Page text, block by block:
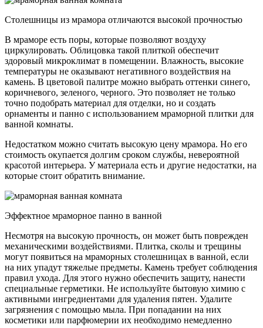
Столешницы из мрамора отличаются высокой прочностью
В мраморе есть поры, которые позволяют воздуху
циркулировать. Облицовка такой плиткой обеспечит
здоровый микроклимат в помещении. Влажность, высокие
температуры не оказывают негативного воздействия на
камень. В цветовой палитре можно выбрать оттенки синего,
коричневого, зеленого, черного. Это позволяет не только
точно подобрать материал для отделки, но и создать
орнаменты и панно с использованием мраморной плитки для
ванной комнаты.
Недостатком можно считать высокую цену мрамора. Но его
стоимость окупается долгим сроком службы, невероятной
красотой интерьера. У материала есть и другие недостатки, на
которые стоит обратить внимание.
Эффектное мраморное панно в ванной
Несмотря на высокую прочность, он может быть поврежден
механическими воздействиями. Плитка, сколы и трещины
могут появиться на мраморных столешницах в ванной, если
на них упадут тяжелые предметы. Камень требует соблюдения
правил ухода. Для этого нужно обеспечить защиту, нанести
специальные герметики. Не используйте бытовую химию с
активными ингредиентами для удаления пятен. Удалите
загрязнения с помощью мыла. При попадании на них
косметики или парфюмерии их необходимо немедленно